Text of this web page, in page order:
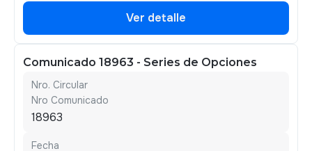
Ver detalle
Comunicado 18963 - Series de Opciones
Nro. Circular
Nro Comunicado
18963
Fecha